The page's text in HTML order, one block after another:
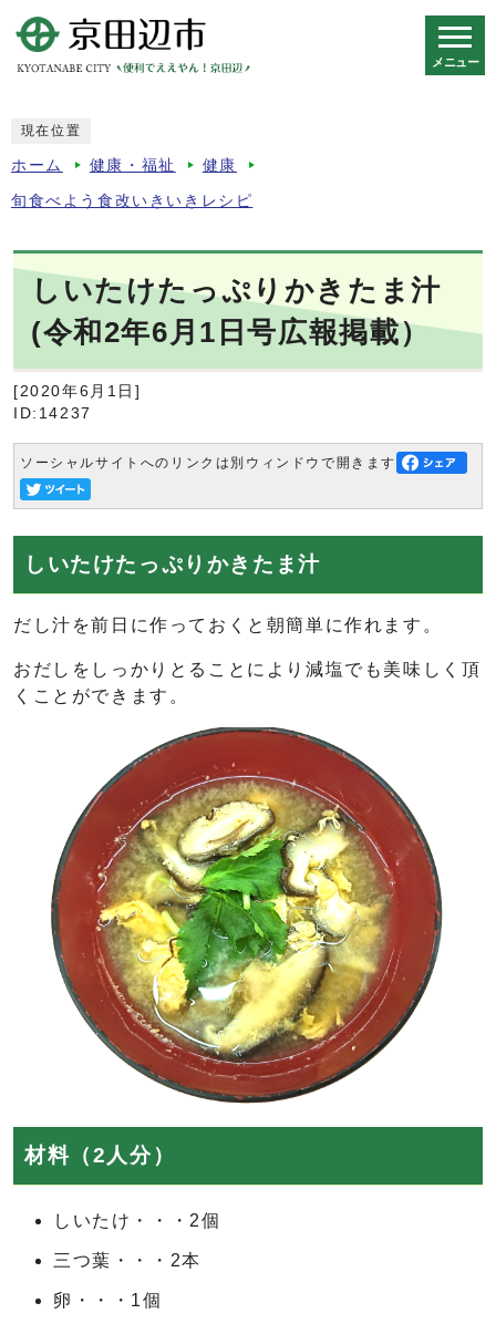
メニュー
現在位置
ホーム 健康・福祉 健康
旬食べよう食改いきいきレシピ
しいたけたっぷりかきたま汁
(令和2年6月1日号広報掲載）
[2020年6月1日]
ID:14237
ソーシャルサイトへのリンクは別ウィンドウで開きます
しいたけたっぷりかきたま汁
だし汁を前日に作っておくと朝簡単に作れます。
おだしをしっかりとることにより減塩でも美味しく頂
くことができます。
材料（2人分）
しいたけ・・・2個
三つ葉・・・2本
卵・・・1個